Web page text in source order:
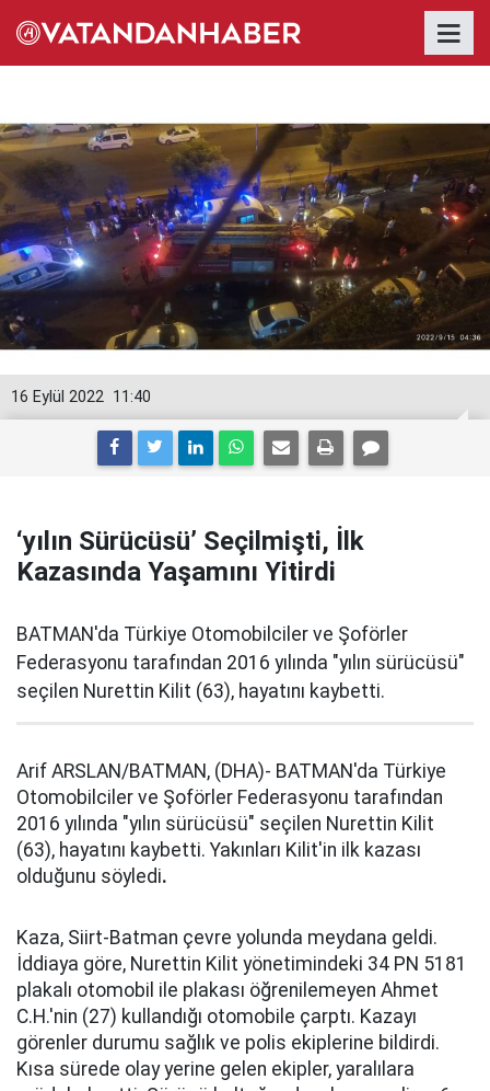
11:40
16 Eylül 2022
‘yılın Sürücüsü’ Seçilmişti, İlk
Kazasında Yaşamını Yitirdi
BATMAN'da Türkiye Otomobilciler ve Şoförler
Federasyonu tarafından 2016 yılında "yılın sürücüsü"
seçilen Nurettin Kilit (63), hayatını kaybetti.
Arif ARSLAN/BATMAN, (DHA)- BATMAN'da Türkiye
Otomobilciler ve Şoförler Federasyonu tarafından
2016 yılında "yılın sürücüsü" seçilen Nurettin Kilit
(63), hayatını kaybetti. Yakınları Kilit'in ilk kazası
olduğunu söyledi.
Kaza, Siirt-Batman çevre yolunda meydana geldi.
İddiaya göre, Nurettin Kilit yönetimindeki 34 PN 5181
plakalı otomobil ile plakası öğrenilemeyen Ahmet
C.H.'nin (27) kullandığı otomobile çarptı. Kazayı
görenler durumu sağlık ve polis ekiplerine bildirdi.
Kısa sürede olay yerine gelen ekipler, yaralılara